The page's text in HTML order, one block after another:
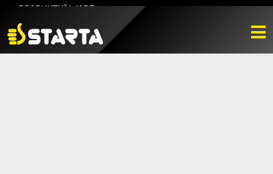
PRODUKTVÄLJARE
HITTA ÅTERFÖRSÄLJARE
NYHETER